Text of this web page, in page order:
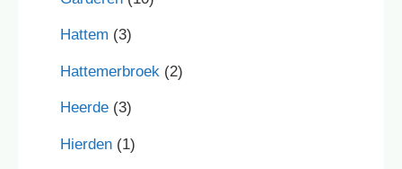
Hattem (3)
Hattemerbroek (2)
Heerde (3)
Hierden (1)